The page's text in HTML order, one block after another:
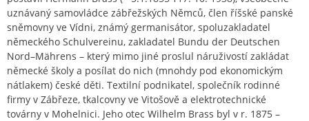
uznávaný samovládce zábřežských Němců, člen říšské panské
sněmovny ve Vídni, známý germanisátor, spoluzakladatel
německého Schulvereinu, zakladatel Bundu der Deutschen
Nord–Mährens – který mimo jiné proslul náruživostí zakládat
německé školy a posílat do nich (mnohdy pod ekonomickým
nátlakem) české děti. Textilní podnikatel, společník rodinné
firmy v Zábřeze, tkalcovny ve Vitošově a elektrotechnické
továrny v Mohelnici. Jeho otec Wilhelm Brass byl v r. 1875 –